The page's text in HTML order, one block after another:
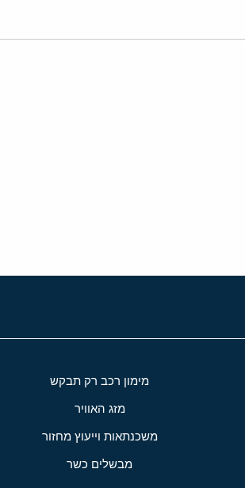
מימון רכב רק תבקש
מזג האוויר
משכנתאות וייעוץ מחזור
מבשלים כשר